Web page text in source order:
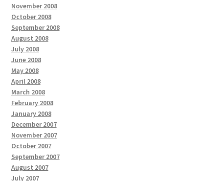
November 2008
October 2008
September 2008
August 2008
July 2008
June 2008
May 2008
April 2008
March 2008
February 2008
January 2008
December 2007
November 2007
October 2007
September 2007
August 2007
July 2007